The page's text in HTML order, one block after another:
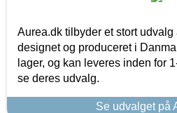
Aurea.dk tilbyder et stort udvalg
designet og produceret i
lager, og kan leveres inden for
se deres udvalg.
Se udvalget på